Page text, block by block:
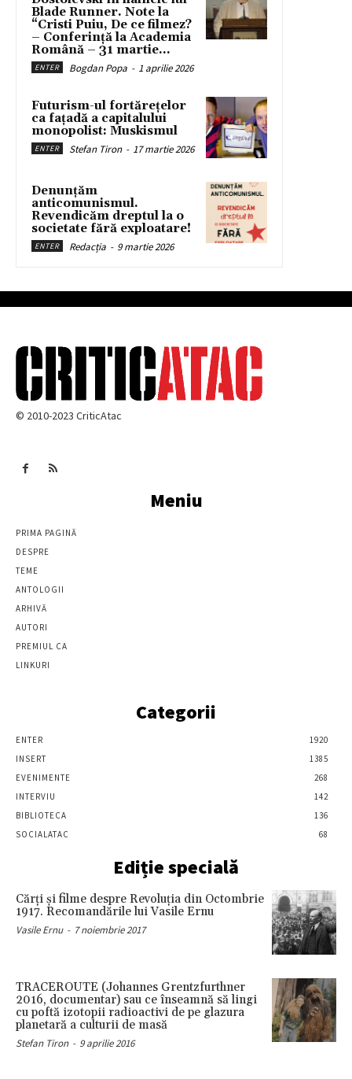
Blade Runner. Note la
“Cristi Puiu, De ce filmez?
– Conferință la Academia
Română – 31 martie...
ENTER Bogdan Popa - 1 aprilie 2026
Futurism-ul fortărețelor
ca fațadă a capitalului
monopolist: Muskismul
ENTER Stefan Tiron - 17 martie 2026
Denunțăm
anticomunismul.
Revendicăm dreptul la o
societate fără exploatare!
ENTER Redacția - 9 martie 2026
© 2010-2023 CriticAtac
Meniu
PRIMA PAGINĂ
DESPRE
TEME
ANTOLOGII
ARHIVĂ
AUTORI
PREMIUL CA
LINKURI
Categorii
ENTER
1920
INSERT
1385
EVENIMENTE
268
INTERVIU
142
BIBLIOTECA
136
SOCIALATAC
68
Ediție specială
Cărţi şi filme despre Revoluţia din Octombrie
1917. Recomandările lui Vasile Ernu
Vasile Ernu - 7 noiembrie 2017
TRACEROUTE (Johannes Grentzfurthner
2016, documentar) sau ce înseamnă să lingi
cu poftă izotopii radioactivi de pe glazura
planetară a culturii de masă
Stefan Tiron - 9 aprilie 2016